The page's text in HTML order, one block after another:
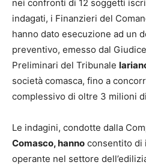
nei confronti di 12 soggetti
indagati, i Finanzieri del
hanno dato esecuzione ad un
preventivo, emesso dal
Preliminari del Tribunale
società comasca, fino a
complessivo di oltre 3 milioni
Le indagini, condotte dalla
Comasco, hanno consentito di
operante nel settore